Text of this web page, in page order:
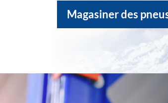
Magasiner des